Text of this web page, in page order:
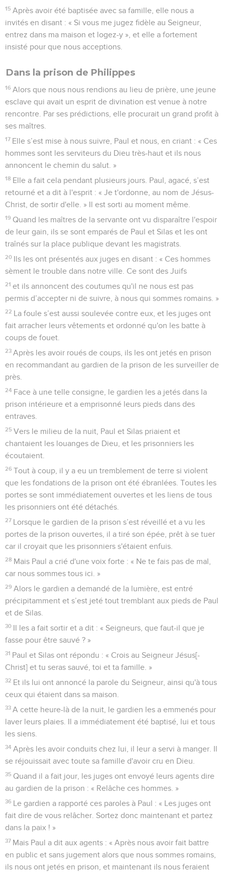
15 Après avoir été baptisée avec sa famille, elle nous a
invités en disant : « Si vous me jugez fidèle au Seigneur,
entrez dans ma maison et logez-y », et elle a fortement
insisté pour que nous acceptions.
Dans la prison de Philippes
16 Alors que nous nous rendions au lieu de prière, une jeune
esclave qui avait un esprit de divination est venue à notre
rencontre. Par ses prédictions, elle procurait un grand profit à
ses maîtres.
17 Elle s’est mise à nous suivre, Paul et nous, en criant : « Ces
hommes sont les serviteurs du Dieu très-haut et ils nous
annoncent le chemin du salut. »
18 Elle a fait cela pendant plusieurs jours. Paul, agacé, s’est
retourné et a dit à l'esprit : « Je t'ordonne, au nom de Jésus-
Christ, de sortir d'elle. » Il est sorti au moment même.
19 Quand les maîtres de la servante ont vu disparaître l'espoir
de leur gain, ils se sont emparés de Paul et Silas et les ont
traînés sur la place publique devant les magistrats.
20 Ils les ont présentés aux juges en disant : « Ces hommes
sèment le trouble dans notre ville. Ce sont des Juifs
21 et ils annoncent des coutumes qu'il ne nous est pas
permis d’accepter ni de suivre, à nous qui sommes romains. »
22 La foule s’est aussi soulevée contre eux, et les juges ont
fait arracher leurs vêtements et ordonné qu'on les batte à
coups de fouet.
23 Après les avoir roués de coups, ils les ont jetés en prison
en recommandant au gardien de la prison de les surveiller de
près.
24 Face à une telle consigne, le gardien les a jetés dans la
prison intérieure et a emprisonné leurs pieds dans des
entraves.
25 Vers le milieu de la nuit, Paul et Silas priaient et
chantaient les louanges de Dieu, et les prisonniers les
écoutaient.
26 Tout à coup, il y a eu un tremblement de terre si violent
que les fondations de la prison ont été ébranlées. Toutes les
portes se sont immédiatement ouvertes et les liens de tous
les prisonniers ont été détachés.
27 Lorsque le gardien de la prison s’est réveillé et a vu les
portes de la prison ouvertes, il a tiré son épée, prêt à se tuer
car il croyait que les prisonniers s'étaient enfuis.
28 Mais Paul a crié d'une voix forte : « Ne te fais pas de mal,
car nous sommes tous ici. »
29 Alors le gardien a demandé de la lumière, est entré
précipitamment et s’est jeté tout tremblant aux pieds de Paul
et de Silas.
30 Il les a fait sortir et a dit : « Seigneurs, que faut-il que je
fasse pour être sauvé ? »
31 Paul et Silas ont répondu : « Crois au Seigneur Jésus[-
Christ] et tu seras sauvé, toi et ta famille. »
32 Et ils lui ont annoncé la parole du Seigneur, ainsi qu'à tous
ceux qui étaient dans sa maison.
33 A cette heure-là de la nuit, le gardien les a emmenés pour
laver leurs plaies. Il a immédiatement été baptisé, lui et tous
les siens.
34 Après les avoir conduits chez lui, il leur a servi à manger. Il
se réjouissait avec toute sa famille d'avoir cru en Dieu.
35 Quand il a fait jour, les juges ont envoyé leurs agents dire
au gardien de la prison : « Relâche ces hommes. »
36 Le gardien a rapporté ces paroles à Paul : « Les juges ont
fait dire de vous relâcher. Sortez donc maintenant et partez
dans la paix ! »
37 Mais Paul a dit aux agents : « Après nous avoir fait battre
en public et sans jugement alors que nous sommes romains,
ils nous ont jetés en prison, et maintenant ils nous feraient